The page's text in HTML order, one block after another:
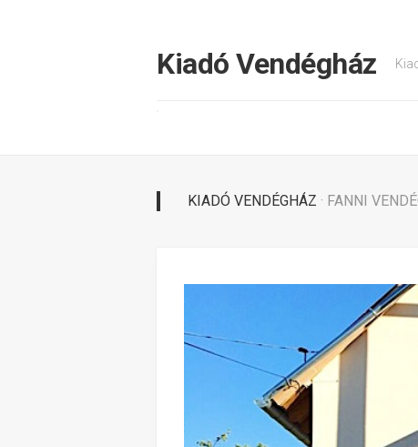
Kiadó Vendégház
KIADÓ VENDÉGHÁZ · FANNI